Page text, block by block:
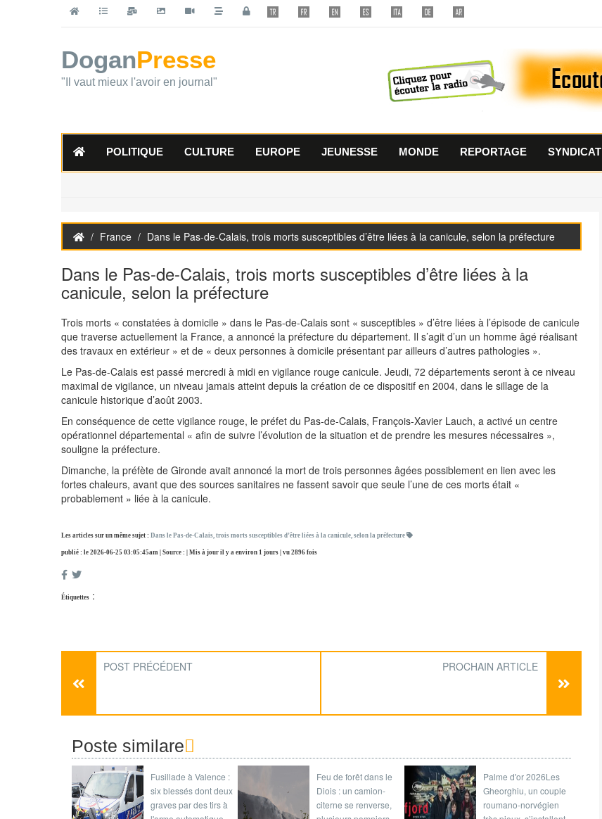
DoganPresse
"Il vaut mieux l'avoir en journal"
POLITIQUE CULTURE EUROPE JEUNESSE MONDE REPORTAGE SYNDICAT
France Dans le Pas-de-Calais, trois morts susceptibles d’être liées à la canicule, selon la préfecture
Dans le Pas-de-Calais, trois morts susceptibles d’être liées à la
canicule, selon la préfecture
Trois morts « constatées à domicile » dans le Pas-de-Calais sont « susceptibles » d’être liées à l’épisode de canicule
que traverse actuellement la France, a annoncé la préfecture du département. Il s’agit d’un un homme âgé réalisant
des travaux en extérieur » et de « deux personnes à domicile présentant par ailleurs d’autres pathologies ».
Le Pas-de-Calais est passé mercredi à midi en vigilance rouge canicule. Jeudi, 72 départements seront à ce niveau
maximal de vigilance, un niveau jamais atteint depuis la création de ce dispositif en 2004, dans le sillage de la
canicule historique d’août 2003.
En conséquence de cette vigilance rouge, le préfet du Pas-de-Calais, François-Xavier Lauch, a activé un centre
opérationnel départemental « afin de suivre l’évolution de la situation et de prendre les mesures nécessaires »,
souligne la préfecture.
Dimanche, la préfète de Gironde avait annoncé la mort de trois personnes âgées possiblement en lien avec les
fortes chaleurs, avant que des sources sanitaires ne fassent savoir que seule l’une de ces morts était «
probablement » liée à la canicule.
Les articles sur un même sujet : Dans le Pas-de-Calais, trois morts susceptibles d’être liées à la canicule, selon la préfecture
publié : le 2026-06-25 03:05:45am | Source : | Mis à jour il y a environ 1 jours | vu 2896 fois
Étiquettes :
POST PRÉCÉDENT PROCHAIN ARTICLE
Poste similare
Fusillade à Valence :
six blessés dont deux
graves par des tirs à
Feu de forêt dans le
Diois : un camion-
citerne se renverse,
Palme d'or 2026Les
Gheorghiu, un couple
roumano-norvégien